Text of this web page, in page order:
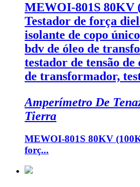
MEWOI-801S 80KV
Testador de força
isolante de copo
bdv de óleo de
testador de tensão de
de transformador,
Amperímetro De
Tierra
MEWOI-801S 80KV
forç...